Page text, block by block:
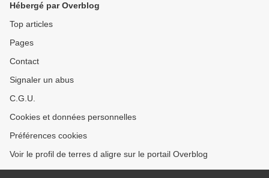
Hébergé par Overblog
Top articles
Pages
Contact
Signaler un abus
C.G.U.
Cookies et données personnelles
Préférences cookies
Voir le profil de terres d aligre sur le portail Overblog